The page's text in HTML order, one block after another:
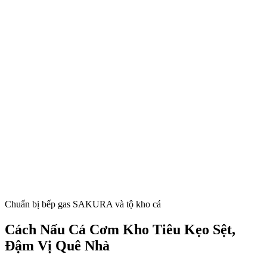
Chuẩn bị bếp gas SAKURA và tộ kho cá
Cách Nấu Cá Cơm Kho Tiêu Kẹo Sệt,
Đậm Vị Quê Nhà